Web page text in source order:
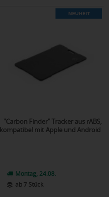
"Carbon Finder" Tracker aus rABS,
kompatibel mit Apple und Android
Montag, 24.08.
ab 7 Stück